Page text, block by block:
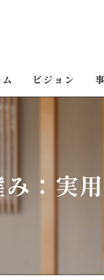
ビジョン
：実